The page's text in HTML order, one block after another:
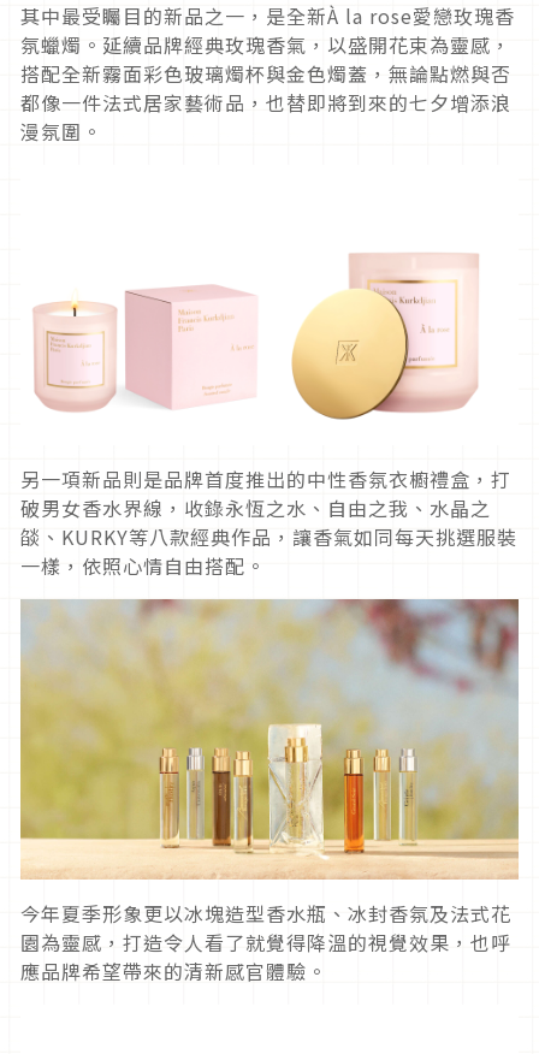
其中最受矚目的新品之一，是全新À la rose愛戀玫瑰香
氛蠟燭。延續品牌經典玫瑰香氣，以盛開花束為靈感，
搭配全新霧面彩色玻璃燭杯與金色燭蓋，無論點燃與否
都像一件法式居家藝術品，也替即將到來的七夕增添浪
漫氛圍。
另一項新品則是品牌首度推出的中性香氛衣櫥禮盒，打
破男女香水界線，收錄永恆之水、自由之我、水晶之
燄、KURKY等八款經典作品，讓香氣如同每天挑選服裝
一樣，依照心情自由搭配。
今年夏季形象更以冰塊造型香水瓶、冰封香氛及法式花
園為靈感，打造令人看了就覺得降溫的視覺效果，也呼
應品牌希望帶來的清新感官體驗。